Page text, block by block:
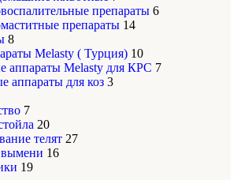
препараты 6
препараты 14
8
Melasty ( Турция) 10
аппараты Melasty для КРС 7
аппараты для коз 3
7
20
телят 27
вымени 16
19